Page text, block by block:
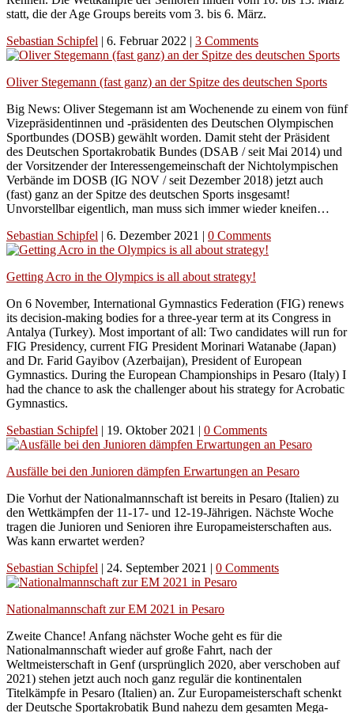
statt, die der Age Groups bereits vom 3. bis 6. März.
Sebastian Schipfel | 6. Februar 2022 | 3 Comments
Oliver Stegemann (fast ganz) an der Spitze des deutschen Sports
Big News: Oliver Stegemann ist am Wochenende zu einem von fünf
Vizepräsidentinnen und -präsidenten des Deutschen Olympischen
Sportbundes (DOSB) gewählt worden. Damit steht der Präsident
des Deutschen Sportakrobatik Bundes (DSAB / seit Mai 2014) und
der Vorsitzender der Interessengemeinschaft der Nichtolympischen
Verbände im DOSB (IG NOV / seit Dezember 2018) jetzt auch
(fast) ganz an der Spitze des deutschen Sports insgesamt!
Unvorstellbar eigentlich, man muss sich immer wieder kneifen…
Sebastian Schipfel | 6. Dezember 2021 | 0 Comments
Getting Acro in the Olympics is all about strategy!
On 6 November, International Gymnastics Federation (FIG) renews
its decision-making bodies for a three-year term at its Congress in
Antalya (Turkey). Most important of all: Two candidates will run for
FIG Presidency, current FIG President Morinari Watanabe (Japan)
and Dr. Farid Gayibov (Azerbaijan), President of European
Gymnastics. During the European Championships in Pesaro (Italy) I
had the chance to ask the challenger about his strategy for Acrobatic
Gymnastics.
Sebastian Schipfel | 19. Oktober 2021 | 0 Comments
Ausfälle bei den Junioren dämpfen Erwartungen an Pesaro
Die Vorhut der Nationalmannschaft ist bereits in Pesaro (Italien) zu
den Wettkämpfen der 11-17- und 12-19-Jährigen. Nächste Woche
tragen die Junioren und Senioren ihre Europameisterschaften aus.
Was kann erwartet werden?
Sebastian Schipfel | 24. September 2021 | 0 Comments
Nationalmannschaft zur EM 2021 in Pesaro
Zweite Chance! Anfang nächster Woche geht es für die
Nationalmannschaft wieder auf große Fahrt, nach der
Weltmeisterschaft in Genf (ursprünglich 2020, aber verschoben auf
2021) stehen jetzt auch noch ganz regulär die kontinentalen
Titelkämpfe in Pesaro (Italien) an. Zur Europameisterschaft schenkt
der Deutsche Sportakrobatik Bund nahezu dem gesamten Mega-